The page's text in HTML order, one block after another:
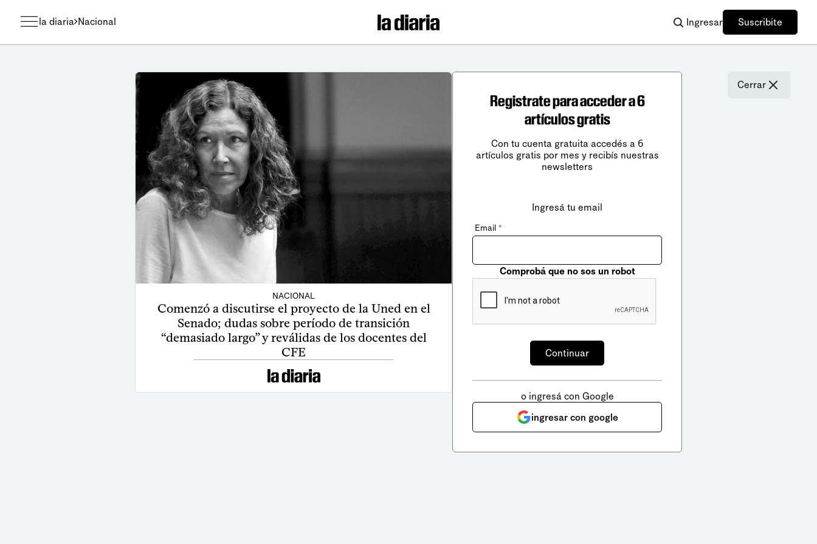
la diaria Nacional Ingresar Suscribite
NACIONAL
Comenzó a discutirse el proyecto de la Uned en el
Senado; dudas sobre período de transición
“demasiado largo” y reválidas de los docentes del
CFE
Cerrar
Registrate para acceder a 6
artículos gratis
Con tu cuenta gratuita accedés a 6
artículos gratis por mes y recibís nuestras
newsletters
Ingresá tu email
Email *
Comprobá que no sos un robot
o ingresá con Google
ingresar con google